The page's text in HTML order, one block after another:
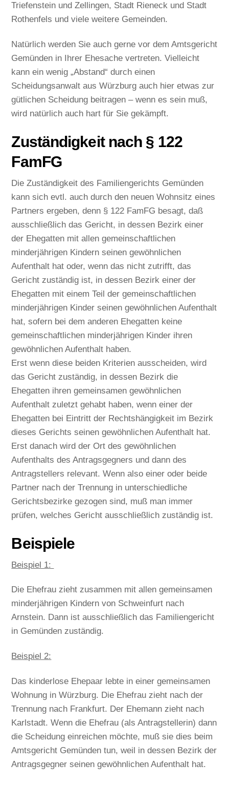
Triefenstein und Zellingen, Stadt Rieneck und Stadt
Rothenfels und viele weitere Gemeinden.
Natürlich werden Sie auch gerne vor dem Amtsgericht
Gemünden in Ihrer Ehesache vertreten. Vielleicht
kann ein wenig „Abstand“ durch einen
Scheidungsanwalt aus Würzburg auch hier etwas zur
gütlichen Scheidung beitragen – wenn es sein muß,
wird natürlich auch hart für Sie gekämpft.
Zuständigkeit nach § 122
FamFG
Die Zuständigkeit des Familiengerichts Gemünden
kann sich evtl. auch durch den neuen Wohnsitz eines
Partners ergeben, denn § 122 FamFG besagt, daß
ausschließlich das Gericht, in dessen Bezirk einer
der Ehegatten mit allen gemeinschaftlichen
minderjährigen Kindern seinen gewöhnlichen
Aufenthalt hat oder, wenn das nicht zutrifft, das
Gericht zuständig ist, in dessen Bezirk einer der
Ehegatten mit einem Teil der gemeinschaftlichen
minderjährigen Kinder seinen gewöhnlichen Aufenthalt
hat, sofern bei dem anderen Ehegatten keine
gemeinschaftlichen minderjährigen Kinder ihren
gewöhnlichen Aufenthalt haben.
Erst wenn diese beiden Kriterien ausscheiden, wird
das Gericht zuständig, in dessen Bezirk die
Ehegatten ihren gemeinsamen gewöhnlichen
Aufenthalt zuletzt gehabt haben, wenn einer der
Ehegatten bei Eintritt der Rechtshängigkeit im Bezirk
dieses Gerichts seinen gewöhnlichen Aufenthalt hat.
Erst danach wird der Ort des gewöhnlichen
Aufenthalts des Antragsgegners und dann des
Antragstellers relevant. Wenn also einer oder beide
Partner nach der Trennung in unterschiedliche
Gerichtsbezirke gezogen sind, muß man immer
prüfen, welches Gericht ausschließlich zuständig ist.
Beispiele
Beispiel 1:
Die Ehefrau zieht zusammen mit allen gemeinsamen
minderjährigen Kindern von Schweinfurt nach
Arnstein. Dann ist ausschließlich das Familiengericht
in Gemünden zuständig.
Beispiel 2:
Das kinderlose Ehepaar lebte in einer gemeinsamen
Wohnung in Würzburg. Die Ehefrau zieht nach der
Trennung nach Frankfurt. Der Ehemann zieht nach
Karlstadt. Wenn die Ehefrau (als Antragstellerin) dann
die Scheidung einreichen möchte, muß sie dies beim
Amtsgericht Gemünden tun, weil in dessen Bezirk der
Antragsgegner seinen gewöhnlichen Aufenthalt hat.